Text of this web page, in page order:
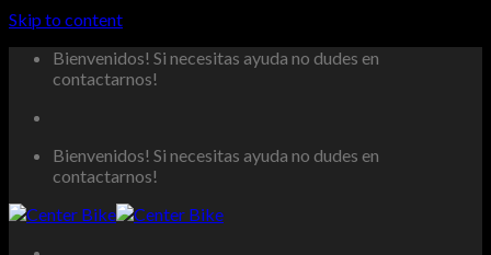
Skip to content
Bienvenidos! Si necesitas ayuda no dudes en
contactarnos!
Bienvenidos! Si necesitas ayuda no dudes en
contactarnos!